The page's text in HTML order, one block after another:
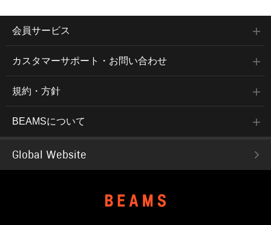
会員サービス
カスタマーサポート・お問い合わせ
規約・方針
BEAMSについて
Global Website